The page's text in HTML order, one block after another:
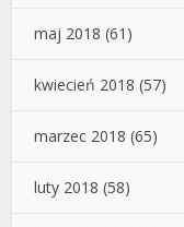
maj 2018 (61)
kwiecień 2018 (57)
marzec 2018 (65)
luty 2018 (58)